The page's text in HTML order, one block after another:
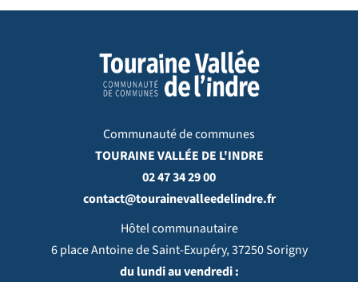
Communauté de communes
TOURAINE VALLÉE DE L'INDRE
02 47 34 29 00
contact@tourainevalleedelindre.fr
Hôtel communautaire
6 place Antoine de Saint-Exupéry, 37250 Sorigny
du lundi au vendredi :